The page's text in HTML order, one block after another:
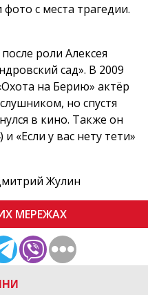
с места трагедии.
роли Алексея
сад». В 2009
на Берию» актёр
но спустя
в кино. Также он
«Если у вас нету тети»
МЕРЕЖАХ